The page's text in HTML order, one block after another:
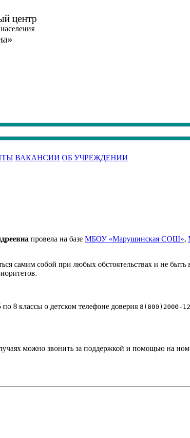
центр
ВАКАНСИИ ОБ УЧРЕЖДЕНИИ
провела на базе МБОУ «Марушинская СОШ»,
самим собой при любых обстоятельствах и не
8 классы о детском телефоне доверия 8(800)2000-
можно звонить за поддержкой и помощью на